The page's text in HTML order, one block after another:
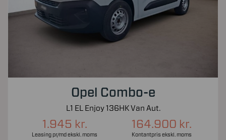
Opel Combo-e
L1 EL Enjoy 136HK Van Aut.
1.945 kr.
Leasing pr/md ekskl. moms
164.900 kr.
Kontantpris ekskl. moms